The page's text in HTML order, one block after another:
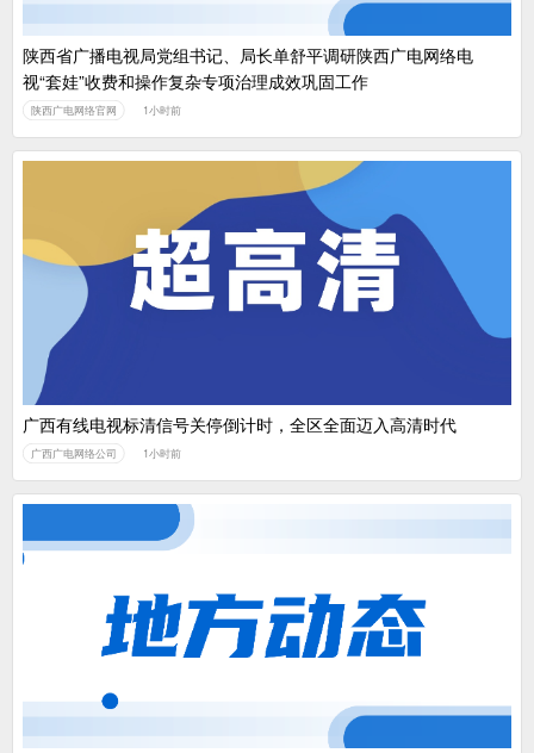
陕西省广播电视局党组书记、局长单舒平调研陕西广电网络电
视“套娃”收费和操作复杂专项治理成效巩固工作
陕西广电网络官网 1小时前
广西有线电视标清信号关停倒计时，全区全面迈入高清时代
广西广电网络公司 1小时前